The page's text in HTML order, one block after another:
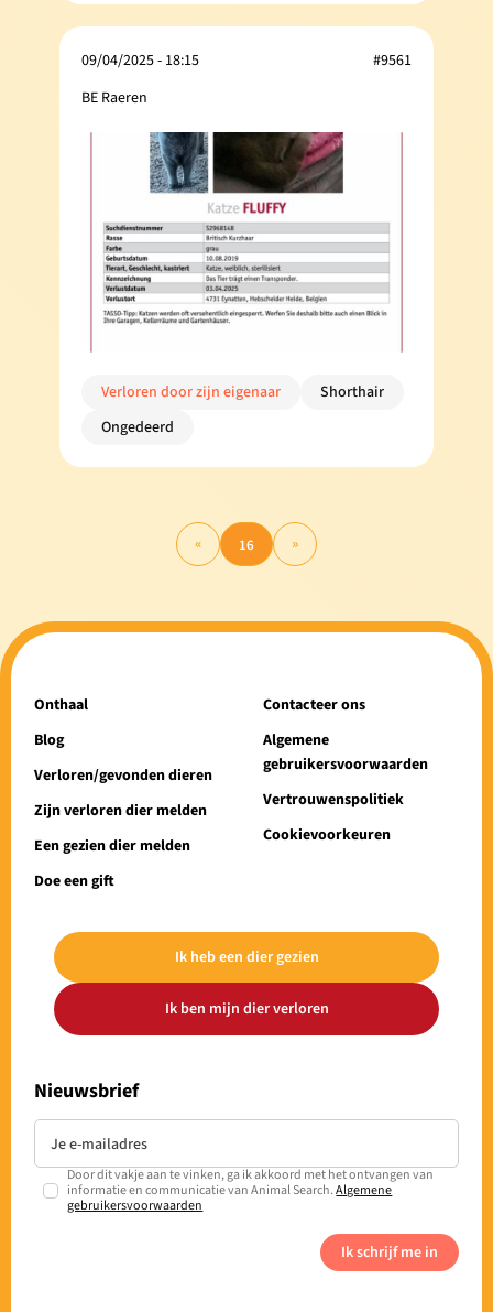
09/04/2025 - 18:15
BE Raeren
#9561
Verloren door zijn eigenaar
Shorthair
Ongedeerd
« 16 »
Onthaal
Blog
Verloren/gevonden dieren
Zijn verloren dier melden
Een gezien dier melden
Doe een gift
Contacteer ons
Algemene
gebruikersvoorwaarden
Vertrouwenspolitiek
Cookievoorkeuren
Ik heb een dier gezien
Ik ben mijn dier verloren
Nieuwsbrief
Door dit vakje aan te vinken, ga ik akkoord met het ontvangen van
informatie en communicatie van Animal Search.Algemene
gebruikersvoorwaarden
Ik schrijf me in